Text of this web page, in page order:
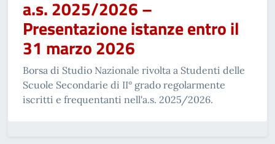
a.s. 2025/2026 –
Presentazione istanze entro il
31 marzo 2026
Borsa di Studio Nazionale rivolta a Studenti delle
Scuole Secondarie di II° grado regolarmente
iscritti e frequentanti nell'a.s. 2025/2026.